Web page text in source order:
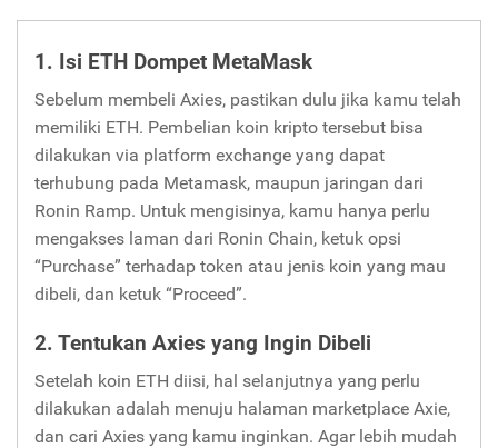
1. Isi ETH Dompet MetaMask
Sebelum membeli Axies, pastikan dulu jika kamu telah
memiliki ETH. Pembelian koin kripto tersebut bisa
dilakukan via platform exchange yang dapat
terhubung pada Metamask, maupun jaringan dari
Ronin Ramp. Untuk mengisinya, kamu hanya perlu
mengakses laman dari Ronin Chain, ketuk opsi
“Purchase” terhadap token atau jenis koin yang mau
dibeli, dan ketuk “Proceed”.
2. Tentukan Axies yang Ingin Dibeli
Setelah koin ETH diisi, hal selanjutnya yang perlu
dilakukan adalah menuju halaman marketplace Axie,
dan cari Axies yang kamu inginkan. Agar lebih mudah